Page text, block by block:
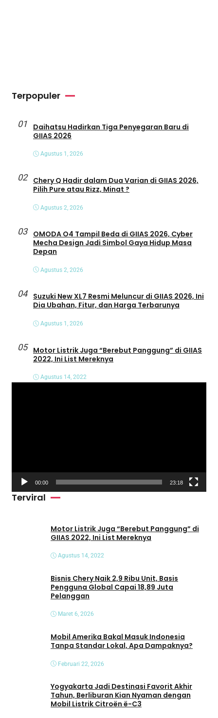
Terpopuler
01
Daihatsu Hadirkan Tiga Penyegaran Baru di
GIIAS 2026
Agustus 1, 2026
02
Chery Q Hadir dalam Dua Varian di GIIAS 2026,
Pilih Pure atau Rizz, Minat ?
Agustus 2, 2026
03
OMODA O4 Tampil Beda di GIIAS 2026, Cyber
Mecha Design Jadi Simbol Gaya Hidup Masa
Depan
Agustus 2, 2026
04
Suzuki New XL7 Resmi Meluncur di GIIAS 2026, Ini
Dia Ubahan, Fitur, dan Harga Terbarunya
Agustus 1, 2026
05
Motor Listrik Juga “Berebut Panggung” di GIIAS
2022, Ini List Mereknya
Agustus 14, 2022
d
00:00 23:18
Terviral
Motor Listrik Juga “Berebut Panggung” di
GIIAS 2022, Ini List Mereknya
Agustus 14, 2022
Bisnis Chery Naik 2,9 Ribu Unit, Basis
Pengguna Global Capai 18,89 Juta
Pelanggan
Maret 6, 2026
Mobil Amerika Bakal Masuk Indonesia
Tanpa Standar Lokal, Apa Dampaknya?
Februari 22, 2026
Yogyakarta Jadi Destinasi Favorit Akhir
Tahun, Berliburan Kian Nyaman dengan
Mobil Listrik Citroën ë-C3